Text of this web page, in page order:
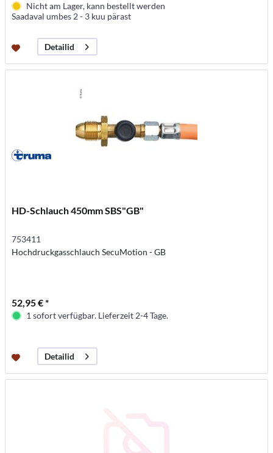
Nicht am Lager, kann bestellt werden
Saadaval umbes 2 - 3 kuu pärast
Detailid
HD-Schlauch 450mm SBS"GB"
753411
Hochdruckgasschlauch SecuMotion - GB
52,95 € *
1 sofort verfügbar. Lieferzeit 2-4 Tage.
Detailid